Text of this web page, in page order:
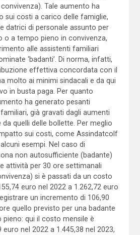
Tale aumento ha
sui costi a carico delle famiglie,
datrici di personale assunto per
o a tempo pieno in convivenza,
alle assistenti familiari
‘badanti’. Di norma, infatti,
effettiva concordata con il
molto ai minimi sindacali e da qui
in busta paga. Per quanto
ha generato pesanti
già gravati dagli aumenti
da quelli delle bollette. Per meglio
sui costi, come Assindatcolf
esempi. Nel caso di
non autosufficiente (badante)
attività per 30 ore settimanali
si è passati da un costo
euro nel 2022 a 1.262,72 euro
un incremento di 106,90
quello previsto per una badante
qui il costo mensile è
euro nel 2022 a 1.445,38 nel 2023,